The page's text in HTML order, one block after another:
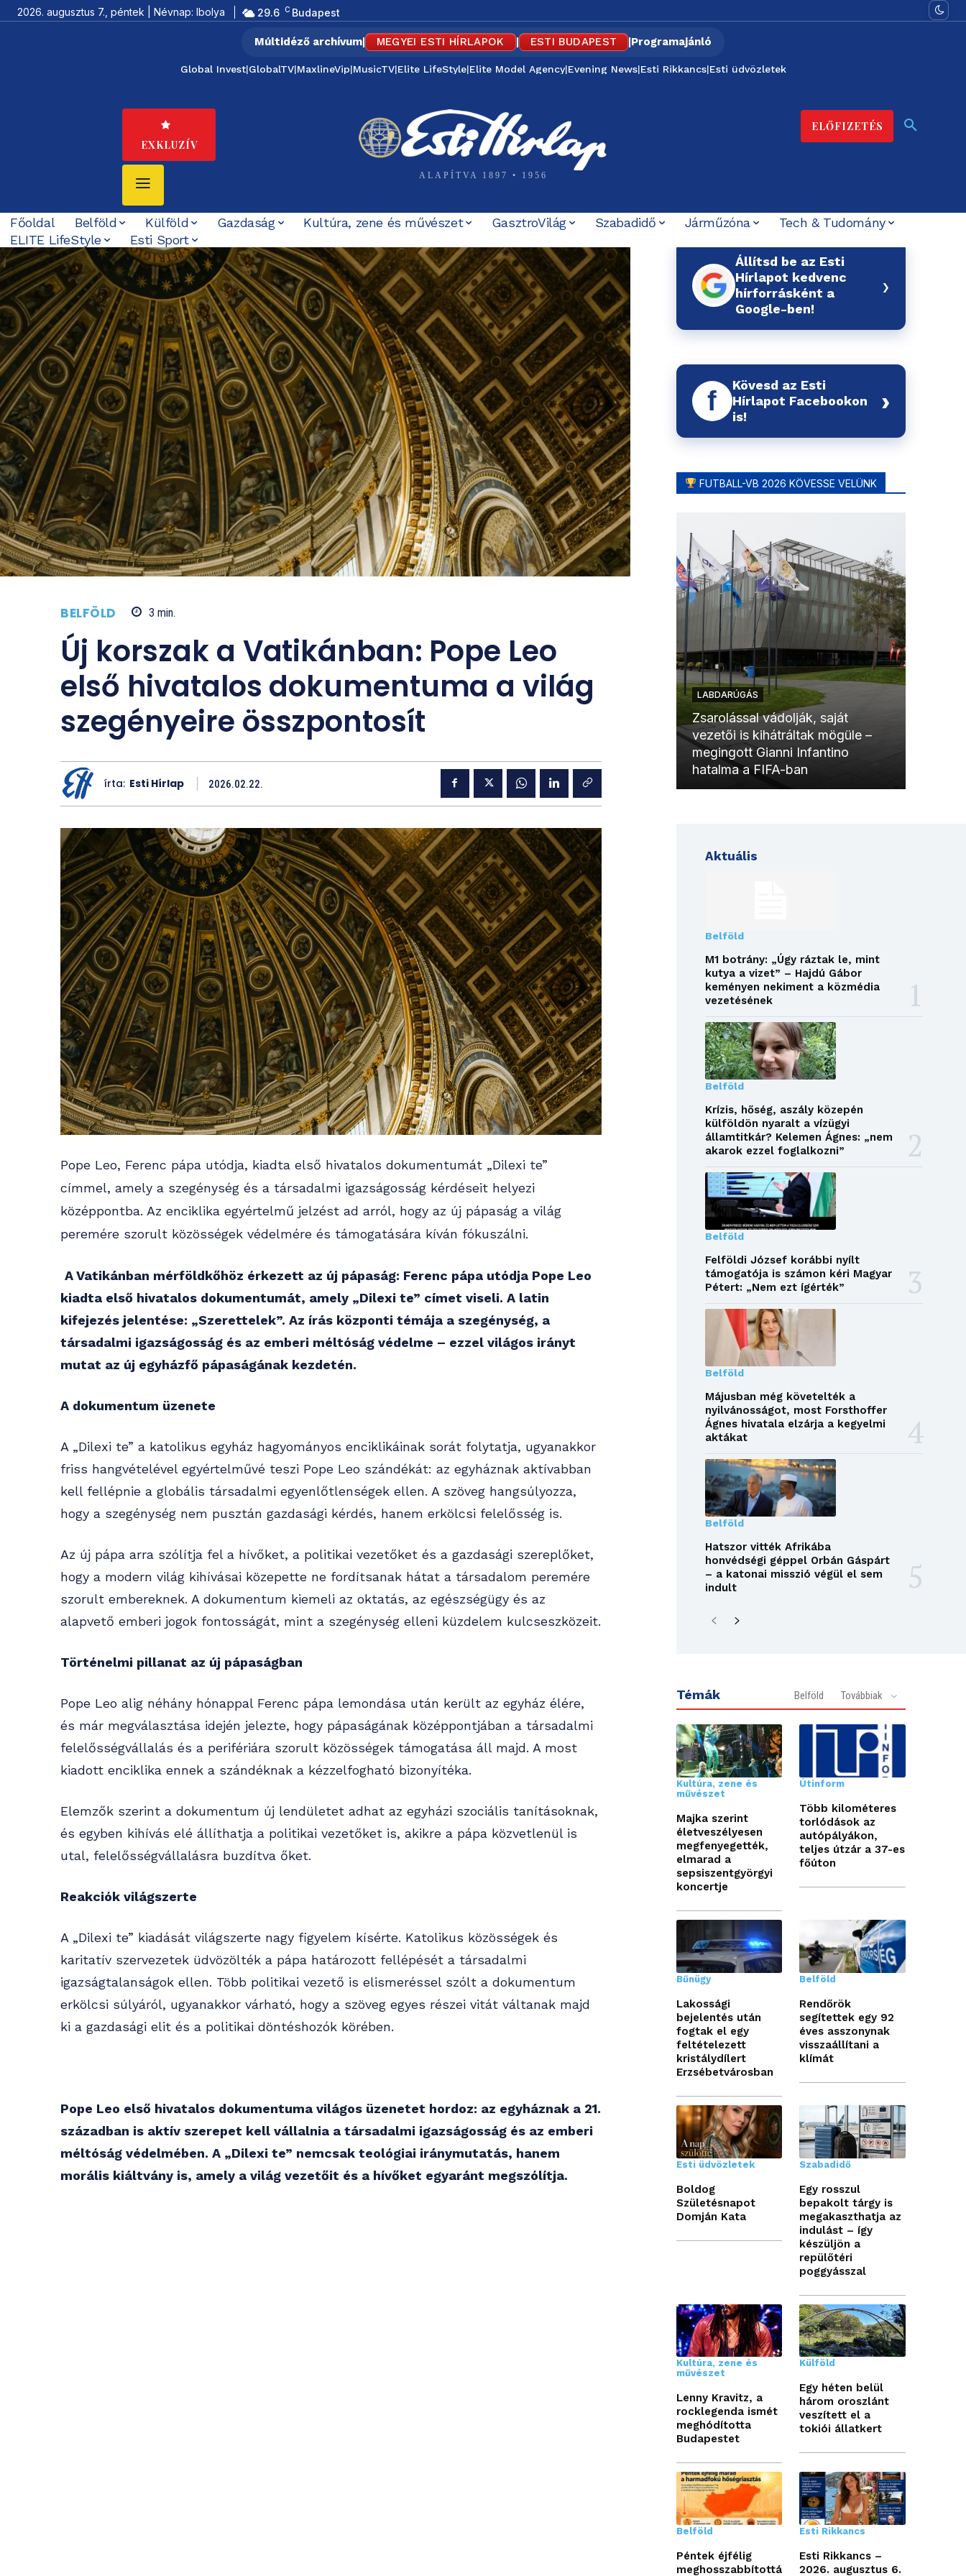
2026. augusztus 7., péntek | Névnap: Ibolya 29.6 C Budapest
Múltidéző archívum| MEGYEI ESTI HÍRLAPOK | ESTI BUDAPEST |Programajánló
Global Invest|GlobalTV|MaxlineVip|MusicTV|Elite LifeStyle|Elite Model Agency|Evening News|Esti Rikkancs|Esti üdvözletek
EXKLUZÍV
ALAPÍTVA 1897 • 1956
ELŐFIZETÉS
Főoldal Belföld Külföld Gazdaság Kultúra, zene és művészet GasztroVilág Szabadidő Járműzóna
Tech & Tudomány
ELITE LifeStyle
Esti Sport
BELFÖLD 3 min.
Új korszak a Vatikánban: Pope Leo
első hivatalos dokumentuma a világ
szegényeire összpontosít
írta: Esti Hírlap 2026.02.22.
Pope Leo, Ferenc pápa utódja, kiadta első hivatalos dokumentumát „Dilexi te”
címmel, amely a szegénység és a társadalmi igazságosság kérdéseit helyezi
középpontba. Az enciklika egyértelmű jelzést ad arról, hogy az új pápaság a világ
peremére szorult közösségek védelmére és támogatására kíván fókuszálni.
A Vatikánban mérföldkőhöz érkezett az új pápaság: Ferenc pápa utódja Pope Leo
kiadta első hivatalos dokumentumát, amely „Dilexi te” címet viseli. A latin
kifejezés jelentése: „Szerettelek”. Az írás központi témája a szegénység, a
társadalmi igazságosság és az emberi méltóság védelme – ezzel világos irányt
mutat az új egyházfő pápaságának kezdetén.
A dokumentum üzenete
A „Dilexi te” a katolikus egyház hagyományos enciklikáinak sorát folytatja, ugyanakkor
friss hangvételével egyértelművé teszi Pope Leo szándékát: az egyháznak aktívabban
kell fellépnie a globális társadalmi egyenlőtlenségek ellen. A szöveg hangsúlyozza,
hogy a szegénység nem pusztán gazdasági kérdés, hanem erkölcsi felelősség is.
Az új pápa arra szólítja fel a hívőket, a politikai vezetőket és a gazdasági szereplőket,
hogy a modern világ kihívásai közepette ne fordítsanak hátat a társadalom peremére
szorult embereknek. A dokumentum kiemeli az oktatás, az egészségügy és az
alapvető emberi jogok fontosságát, mint a szegénység elleni küzdelem kulcseszközeit.
Történelmi pillanat az új pápaságban
Pope Leo alig néhány hónappal Ferenc pápa lemondása után került az egyház élére,
és már megválasztása idején jelezte, hogy pápaságának középpontjában a társadalmi
felelősségvállalás és a perifériára szorult közösségek támogatása áll majd. A most
kiadott enciklika ennek a szándéknak a kézzelfogható bizonyítéka.
Elemzők szerint a dokumentum új lendületet adhat az egyházi szociális tanításoknak,
és egyben kihívás elé állíthatja a politikai vezetőket is, akikre a pápa közvetlenül is
utal, felelősségvállalásra buzdítva őket.
Reakciók világszerte
A „Dilexi te” kiadását világszerte nagy figyelem kísérte. Katolikus közösségek és
karitatív szervezetek üdvözölték a pápa határozott fellépését a társadalmi
igazságtalanságok ellen. Több politikai vezető is elismeréssel szólt a dokumentum
erkölcsi súlyáról, ugyanakkor várható, hogy a szöveg egyes részei vitát váltanak majd
ki a gazdasági elit és a politikai döntéshozók körében.
Pope Leo első hivatalos dokumentuma világos üzenetet hordoz: az egyháznak a 21.
században is aktív szerepet kell vállalnia a társadalmi igazságosság és az emberi
méltóság védelmében. A „Dilexi te” nemcsak teológiai iránymutatás, hanem
morális kiáltvány is, amely a világ vezetőit és a hívőket egyaránt megszólítja.
Állítsd be az Esti
Hírlapot kedvenc
hírforrásként a
Google-ben!
›
f
Kövesd az Esti
Hírlapot Facebookon
is!
›
FUTBALL-VB 2026 KÖVESSE VELÜNK
LABDARÚGÁS
Zsarolással vádolják, saját
vezetői is kihátráltak mögüle –
megingott Gianni Infantino
hatalma a FIFA-ban
Aktuális
Belföld
M1 botrány: „Úgy ráztak le, mint
kutya a vizet” – Hajdú Gábor
keményen nekiment a közmédia
vezetésének
Belföld
Krízis, hőség, aszály közepén
külföldön nyaralt a vízügyi
államtitkár? Kelemen Ágnes: „nem
akarok ezzel foglalkozni”
Belföld
Felföldi József korábbi nyílt
támogatója is számon kéri Magyar
Pétert: „Nem ezt ígérték”
Belföld
Májusban még követelték a
nyilvánosságot, most Forsthoffer
Ágnes hivatala elzárja a kegyelmi
aktákat
Belföld
Hatszor vitték Afrikába
honvédségi géppel Orbán Gáspárt
– a katonai misszió végül el sem
indult
Témák Belföld Továbbiak
Kultúra, zene és
művészet
Majka szerint
életveszélyesen
megfenyegették,
elmarad a
sepsiszentgyörgyi
koncertje
Útinform
Több kilométeres
torlódások az
autópályákon,
teljes útzár a 37-es
főúton
Bűnügy
Lakossági
bejelentés után
fogtak el egy
feltételezett
kristálydílert
Erzsébetvárosban
Belföld
Rendőrök
segítettek egy 92
éves asszonynak
visszaállítani a
klímát
Esti üdvözletek
Boldog
Születésnapot
Domján Kata
Szabadidő
Egy rosszul
bepakolt tárgy is
megakaszthatja az
indulást – így
készüljön a
repülőtéri
poggyásszal
Kultúra, zene és
művészet
Lenny Kravitz, a
rocklegenda ismét
meghódította
Budapestet
Külföld
Egy héten belül
három oroszlánt
veszített el a
tokiói állatkert
Belföld
Péntek éjfélig
meghosszabbítottá
Esti Rikkancs
Esti Rikkancs –
2026. augusztus 6.